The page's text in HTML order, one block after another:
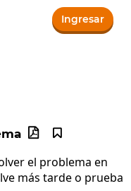
Ingresar


el problema en
más tarde o prueba